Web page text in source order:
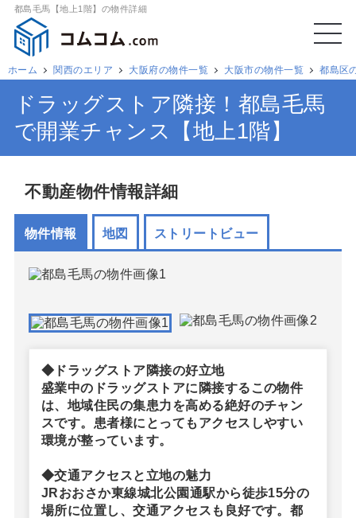
都島毛馬【地上1階】の物件詳細
ホーム 関西のエリア 大阪府の物件一覧 大阪市の物件一覧 都島区
ドラッグストア隣接！都島毛馬
で開業チャンス【地上1階】
不動産物件情報詳細
物件情報 地図 ストリートビュー
◆ドラッグストア隣接の好立地
盛業中のドラッグストアに隣接するこの物件
は、地域住民の集患力を高める絶好のチャン
スです。患者様にとってもアクセスしやすい
環境が整っています。
◆交通アクセスと立地の魅力
JRおおさか東線城北公園通駅から徒歩15分の
場所に位置し、交通アクセスも良好です。都